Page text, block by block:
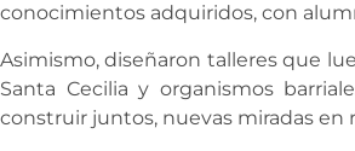
conocimientos adquiridos, con
Asimismo, diseñaron talleres que
Santa Cecilia y organismos
construir juntos, nuevas miradas en